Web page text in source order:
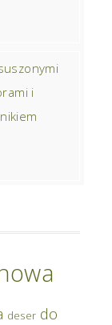
i
deser do